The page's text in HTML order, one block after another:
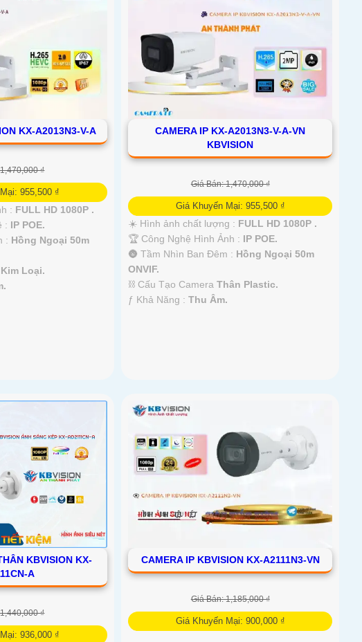
KX-A2013N3-V-A
₫
955,500 ₫
: FULL HD 1080P .
: IP POE.
: Hồng Ngoại 50m
Loại.
CAMERA IP KX-A2013N3-V-A-VN
KBVISION
Giá Bán: 1,470,000 ₫
Giá Khuyến Mại: 955,500 ₫
☀️ Hình ảnh chất lượng : FULL HD 1080P .
🏆 Công Nghệ Hình Ảnh : IP POE.
🌚 Tầm Nhìn Ban Đêm : Hồng Ngoại 50m
ONVIF.
⛓ Cấu Tạo CameraThân Plastic.
️ƒ Khả Năng :Thu Âm.
KBVISION KX-
A
₫
936,000 ₫
CAMERA IP KBVISION KX-A2111N3-VN
Giá Bán: 1,185,000 ₫
Giá Khuyến Mại: 900,000 ₫